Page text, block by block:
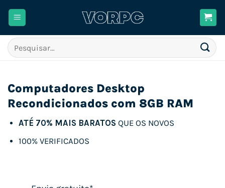
Pesquisar
por:
Computadores Desktop
Recondicionados com 8GB RAM
ATÉ 70% MAIS BARATOS QUE OS NOVOS
100% VERIFICADOS